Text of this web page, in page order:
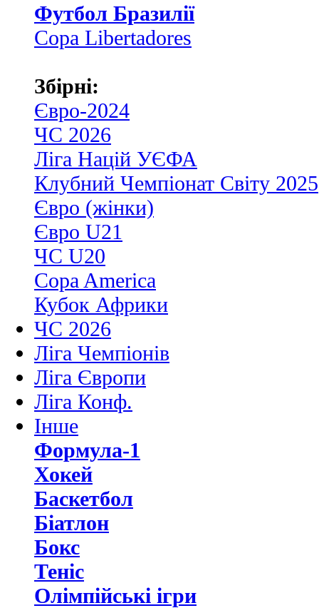
Футбол Бразилії
Copa Libertadores
Збірні:
Євро-2024
ЧС 2026
Ліга Націй УЄФА
Клубний Чемпіонат Світу 2025
Євро (жінки)
Євро U21
ЧС U20
Copa America
Кубок Африки
ЧС 2026
Ліга Чемпіонів
Ліга Європи
Ліга Конф.
Інше
Формула-1
Хокей
Баскетбол
Біатлон
Бокс
Теніс
Олімпійські ігри